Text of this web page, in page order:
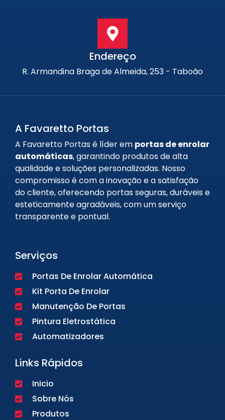
Endereço
R. Armandina Braga de Almeida, 253 - Taboão
A Favaretto Portas
A Favaretto Portas é líder em portas de enrolar
automáticas, garantindo produtos de alta
qualidade e soluções personalizadas. Nosso
compromisso é com a inovação e a satisfação
do cliente, oferecendo portas seguras, duráveis e
esteticamente agradáveis, com um serviço
transparente e pontual.
Serviços
Portas De Enrolar Automática
Kit Porta De Enrolar
Manutenção De Portas
Pintura Eletrostática
Automatizadores
Links Rápidos
Inicio
Sobre Nós
Produtos